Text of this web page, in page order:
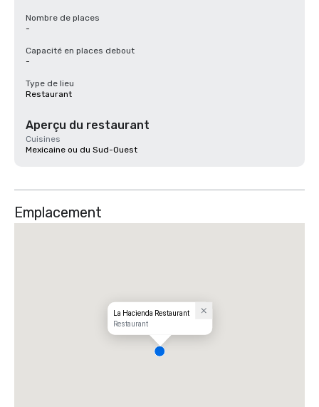
Nombre de places
-
Capacité en places debout
-
Type de lieu
Restaurant
Aperçu du restaurant
Cuisines
Mexicaine ou du Sud-Ouest
Emplacement
La Hacienda Restaurant
Restaurant